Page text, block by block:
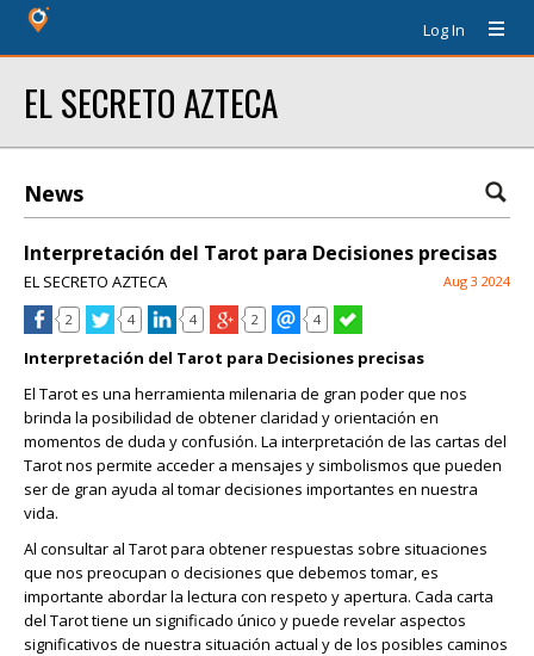
Log In
EL SECRETO AZTECA
News
Interpretación del Tarot para Decisiones precisas
EL SECRETO AZTECA Aug 3 2024
2 4 4 2 4
Interpretación del Tarot para Decisiones precisas
El Tarot es una herramienta milenaria de gran poder que nos
brinda la posibilidad de obtener claridad y orientación en
momentos de duda y confusión. La interpretación de las cartas del
Tarot nos permite acceder a mensajes y simbolismos que pueden
ser de gran ayuda al tomar decisiones importantes en nuestra
vida.
Al consultar al Tarot para obtener respuestas sobre situaciones
que nos preocupan o decisiones que debemos tomar, es
importante abordar la lectura con respeto y apertura. Cada carta
del Tarot tiene un significado único y puede revelar aspectos
significativos de nuestra situación actual y de los posibles caminos